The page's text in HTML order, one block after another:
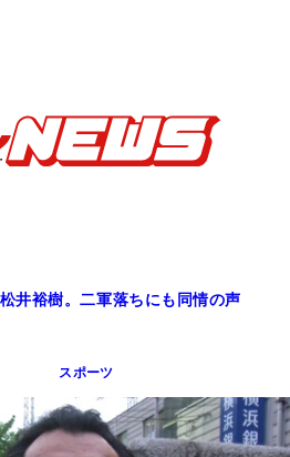
井裕樹。二軍落ちにも同情の声
スポーツ